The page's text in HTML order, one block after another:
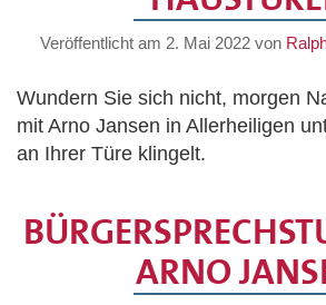
Veröffentlicht am 2. Mai 2022 von
Wundern Sie sich nicht, morgen
mit Arno Jansen in Allerheiligen
an Ihrer Türe klingelt.
ARNO